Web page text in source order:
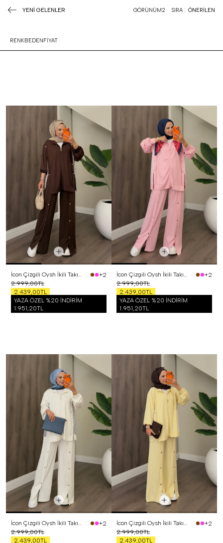
YENİ GELENLER GÖRÜNÜM2 SIRA : ÖNERİLEN
RENKBEDENFİYAT
İcon Çizgili Oysh İkili Takım Kahverengi
+2
2.999,00TL
2.439,00TL
YAZA ÖZEL %20 İNDİRİM
1.951,20TL
İcon Çizgili Oysh İkili Takım Pembe
+2
2.999,00TL
2.439,00TL
YAZA ÖZEL %20 İNDİRİM
1.951,20TL
İcon Çizgili Oysh İkili Takım Beyaz
+2
2.999,00TL
2.439,00TL
İcon Çizgili Oysh İkili Takım Sarı
+2
2.999,00TL
2.439,00TL